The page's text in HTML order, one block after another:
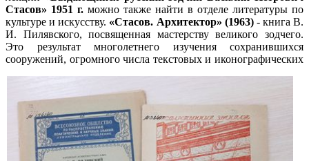
Стасов» 1951 г. можно также найти в отделе литературы по
культуре и искусству. «Стасов. Архитектор» (1963)- книга В.
И. Пилявского, посвященная мастерству великого зодчего.
Это результат многолетнего изучения сохранившихся
сооружений, огромного числа текстовых и иконографических